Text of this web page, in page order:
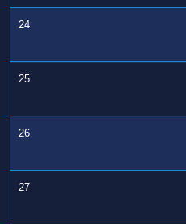
24
25
26
27